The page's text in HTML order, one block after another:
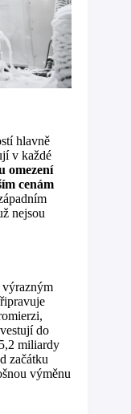
hlavně
v každé
omezení
cenám
nejsou
výrazným
do
miliardy
začátku
výměnu